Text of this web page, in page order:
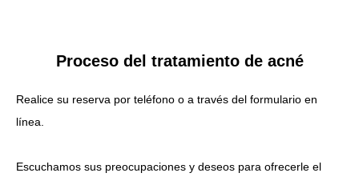
Proceso del tratamiento de acné
Realice su reserva por teléfono o a través del formulario en
línea.
Escuchamos sus preocupaciones y deseos para ofrecerle el